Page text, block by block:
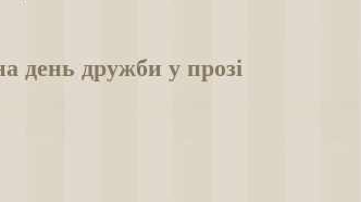
день дружби у прозі